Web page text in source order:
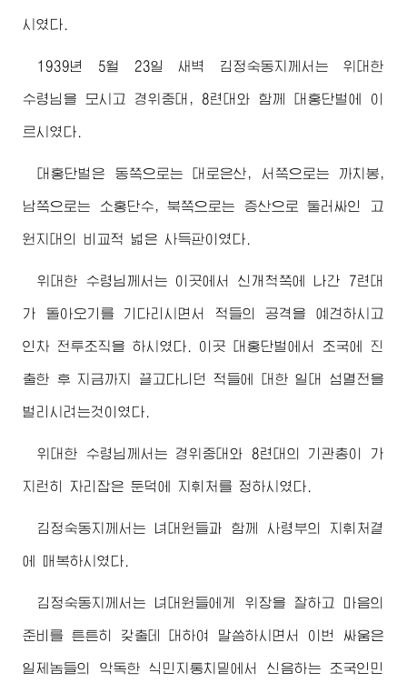
시였다.
1939년 5월 23일 새벽 김정숙동지 께서는위대한
수령님 을 모시고 경위중대, 8련대와 함께 대홍단벌에 이
르시였다.
대홍단벌은 동쪽으로는 대로은산, 서쪽으로는 까치봉,
남쪽으로는 소홍단수, 북쪽으로는 증산으로 둘러싸인 고
원지대의 비교적 넓은 사득판이였다.
위대한 수령님께서 는 이곳에서 신개척쪽에 나간 7련대
가 돌아오기를 기다리시면서 적들의 공격을 예견하시고
인차 전투조직을 하시였다. 이곳 대홍단벌에서 조국에 진
출한 후 지금까지 끌고다니던 적들에 대한 일대 섬멸전을
벌리시려는것이였다.
위대한 수령님께서 는 경위중대와 8련대의 기관총이 가
지런히 자리잡은 둔덕에 지휘처를 정하시였다.
김정숙동지 께서는 녀대원들과 함께 사령부의 지휘처곁
에 매복하시였다.
김정숙동지 께서는 녀대원들에게 위장을 잘하고 마음의
준비를 튼튼히 갖출데 대하여 말씀하시면서 이번 싸움은
일제놈들의 악독한 식민지통치밑에서 신음하는 조국인민